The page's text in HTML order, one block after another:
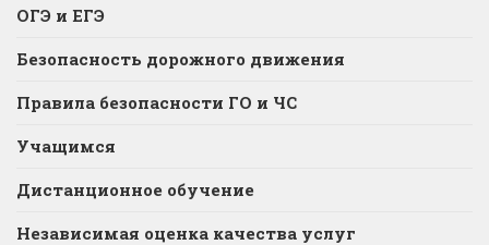
ОГЭ и ЕГЭ
Безопасность дорожного движения
Правила безопасности ГО и ЧС
Учащимся
Дистанционное обучение
Независимая оценка качества услуг